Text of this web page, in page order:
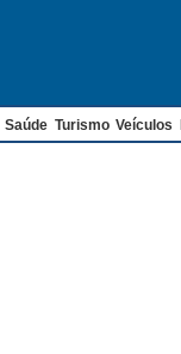
Saúde Turismo Veículos